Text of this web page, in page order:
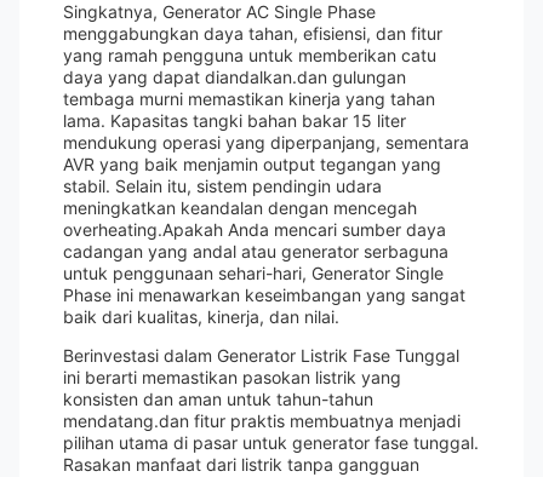
Singkatnya, Generator AC Single Phase
menggabungkan daya tahan, efisiensi, dan fitur
yang ramah pengguna untuk memberikan catu
daya yang dapat diandalkan.dan gulungan
tembaga murni memastikan kinerja yang tahan
lama. Kapasitas tangki bahan bakar 15 liter
mendukung operasi yang diperpanjang, sementara
AVR yang baik menjamin output tegangan yang
stabil. Selain itu, sistem pendingin udara
meningkatkan keandalan dengan mencegah
overheating.Apakah Anda mencari sumber daya
cadangan yang andal atau generator serbaguna
untuk penggunaan sehari-hari, Generator Single
Phase ini menawarkan keseimbangan yang sangat
baik dari kualitas, kinerja, dan nilai.
Berinvestasi dalam Generator Listrik Fase Tunggal
ini berarti memastikan pasokan listrik yang
konsisten dan aman untuk tahun-tahun
mendatang.dan fitur praktis membuatnya menjadi
pilihan utama di pasar untuk generator fase tunggal.
Rasakan manfaat dari listrik tanpa gangguan